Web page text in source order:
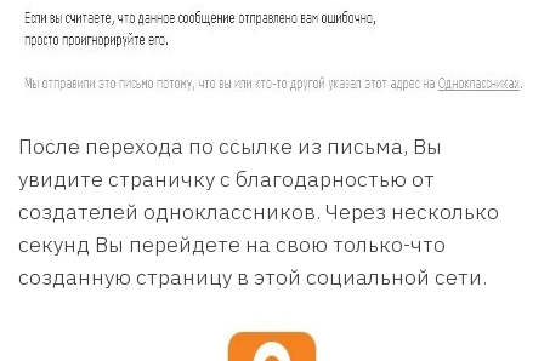
После перехода по ссылке из письма, Вы
увидите страничку с благодарностью от
создателей одноклассников. Через несколько
секунд Вы перейдете на свою только-что
созданную страницу в этой социальной сети.